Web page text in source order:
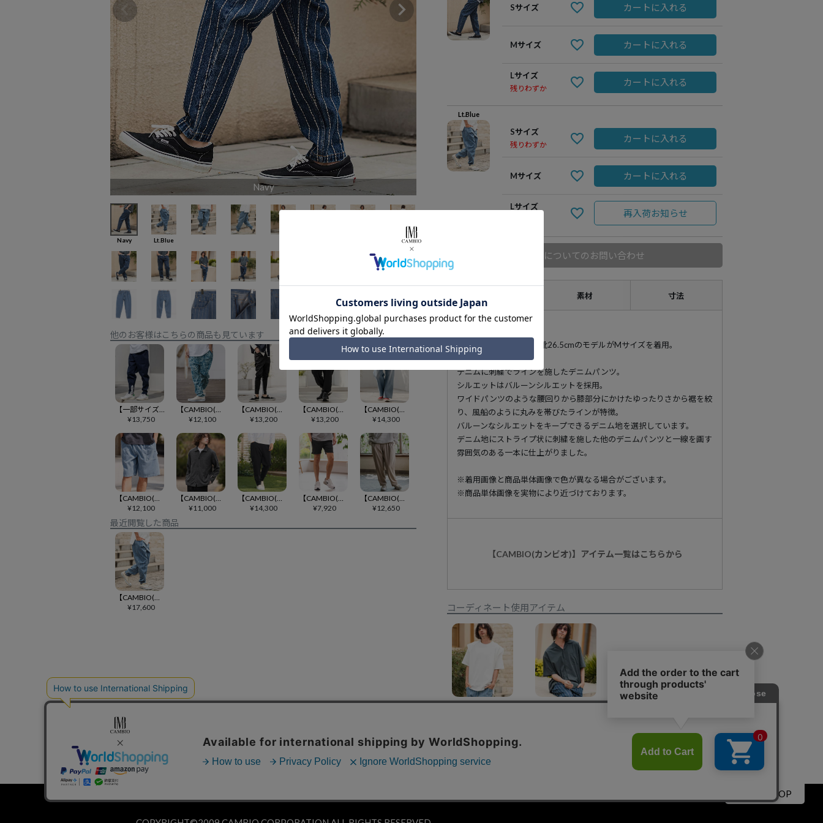
Navy
Navy Lt.Blue
他のお客様はこちらの商品も見ています
¥13,750
¥12,100
¥13,200
¥13,200
¥14,300
¥12,100
¥11,000
¥14,300
¥7,920
¥12,650
最近閲覧した商品
¥17,600
Sサイズ カートに入れる
Mサイズ カートに入れる
Lサイズ
残りわずか
カートに入れる
Lt.Blue
Sサイズ
残りわずか
カートに入れる
Mサイズ カートに入れる
Lサイズ
再入荷お知らせ
商品についてのお問い合わせ
素材 寸法
175cm B90-W73-H89 靴26.5cmのモデルがMサイズを着用。
デニムに刺繍でラインを施したデニムパンツ。
シルエットはバルーンシルエットを採用。
ワイドパンツのような腰回りから膝部分にかけたゆったりさから裾を絞
り、風船のように丸みを帯びたラインが特徴。
バルーンなシルエットをキープできるデニム地を選択しています。
デニム地にストライプ状に刺繍を施した他のデニムパンツと一線を画す
雰囲気のある一本に仕上がりました。
※着用画像と商品単体画像で色が異なる場合がございます。
※商品単体画像を実物により近づけております。
【CAMBIO(カンビオ)】アイテム一覧はこちらから
コーディネート使用アイテム
30%OFF【CAMBIO(カンビオ)】フェイクレイヤードTシャツ 【CAMBIO(カンビオ)】エアリークオープンカラーSSシャツ
▲PAGE TOP